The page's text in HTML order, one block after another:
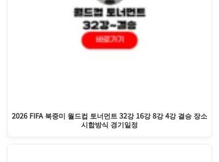
2026 FIFA 북중미 월드컵 토너먼트 32강 16강 8강 4강 결승 장소
시합방식 경기일정